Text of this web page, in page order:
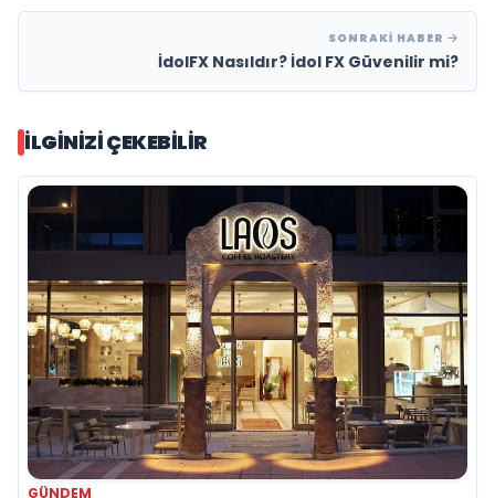
SONRAKI HABER
İdolFX Nasıldır? İdol FX Güvenilir mi?
İLGINIZI ÇEKEBILIR
GÜNDEM